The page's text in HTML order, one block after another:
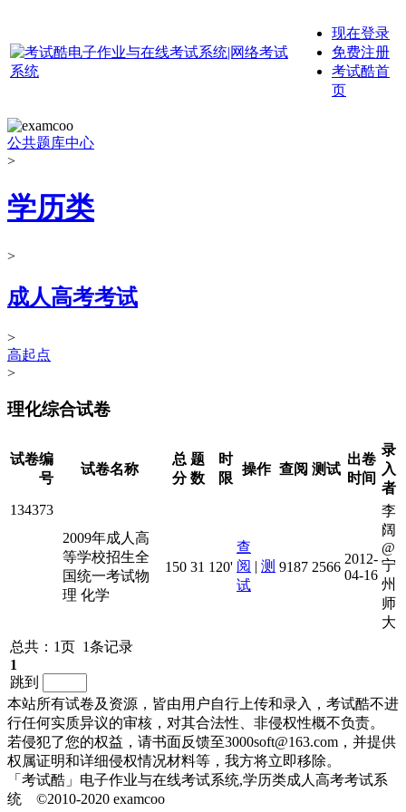
现在登录
免费注册
考试酷首
页
公共题库中心
>
学历类
>
成人高考考试
>
高起点
>
理化综合试卷
试卷编
号
试卷名称
总
分
题
数
时
限
操作 查阅 测试
出卷
时间
录
入
者
134373
2009年成人高
等学校招生全
国统一考试物
理 化学
150 31 120'
查
阅 | 测
试
9187 2566
2012-
04-16
李
阔
@
宁
州
师
大
总共：1页 1条记录
1
跳到
本站所有试卷及资源，皆由用户自行上传和录入，考试酷不进
行任何实质异议的审核，对其合法性、非侵权性概不负责。
若侵犯了您的权益，请书面反馈至3000soft@163.com，并提供
权属证明和详细侵权情况材料等，我方将立即移除。
「考试酷」电子作业与在线考试系统,学历类成人高考考试系
统 ©2010-2020 examcoo